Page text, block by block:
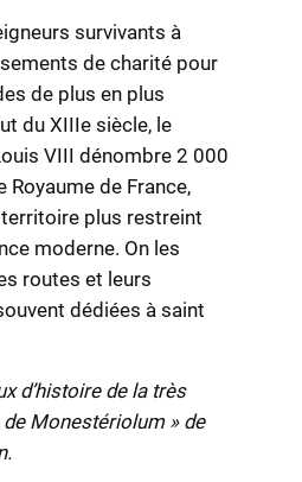
survivants à
de charité pour
de plus en plus
du XIIIe siècle, le
VIII dénombre 2 000
Royaume de France,
territoire plus restreint
moderne. On les
routes et leurs
dédiées à saint
d’histoire de la très
Monestériolum » de